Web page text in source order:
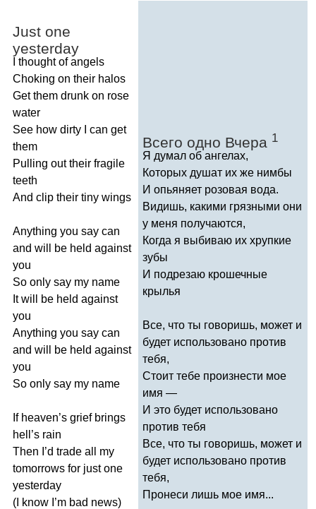
Just one
yesterday
thought of angels
Choking on their halos
Get them drunk on rose
water
See how dirty can get
them
Pulling out their fragile
teeth
And clip their tiny wings
Anything you say can
and will be held against
you
So only say my name
It will be held against
you
Anything you say can
and will be held against
you
So only say my name
If heaven’s grief brings
hell ’s rain
Then ’d trade all
my
tomorrows for just one
yesterday
( know ’m bad news)
Всего одно Вчера 1
Я думал об ангелах,
Которых душат их же нимбы
И опьяняет розовая вода.
Видишь, какими грязными они
у меня получаются,
Когда я выбиваю их хрупкие
зубы
И подрезаю крошечные
крылья
Все, что ты говоришь, может и
будет использовано против
тебя,
Стоит тебе произнести мое
имя —
И это будет использовано
против тебя
Все, что ты говоришь, может и
будет использовано против
тебя,
Пронеси лишь мое имя...